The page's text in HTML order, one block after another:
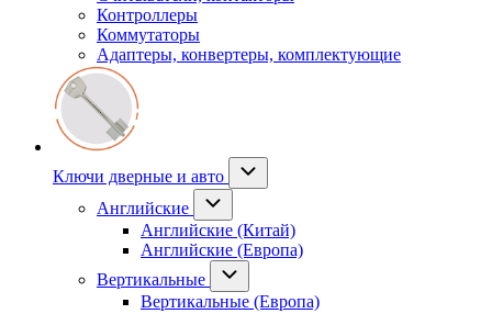
Контроллеры
Коммутаторы
Адаптеры, конвертеры, комплектующие
Ключи дверные и авто
Английские
Английские (Китай)
Английские (Европа)
Вертикальные
Вертикальные (Европа)